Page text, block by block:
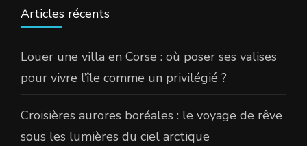
Articles récents
Louer une villa en Corse : où poser ses valises
pour vivre l’île comme un privilégié ?
Croisières aurores boréales : le voyage de rêve
sous les lumières du ciel arctique